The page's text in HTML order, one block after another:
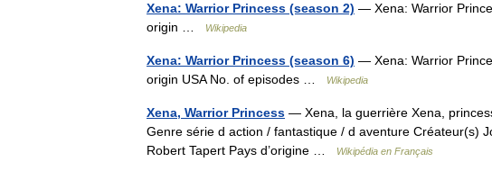
Xena: Warrior Princess (season 2) — Xena: Warrior
origin …
Wikipedia
Xena: Warrior Princess (season 6) — Xena: Warrior
origin USA No. of episodes …
Wikipedia
Xena, Warrior Princess — Xena, la guerrière Xena,
Genre série d action / fantastique / d aventure Créateur(s)
Robert Tapert Pays d’origine …
Wikipédia en Français